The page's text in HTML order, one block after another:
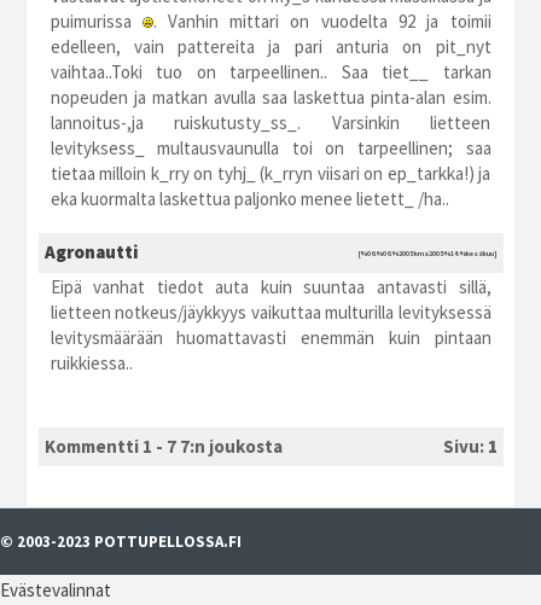
puimurissa
. Vanhin mittari on vuodelta 92 ja toimii
edelleen, vain pattereita ja pari anturia on pit_nyt
vaihtaa..Toki tuo on tarpeellinen.. Saa tiet__ tarkan
nopeuden ja matkan avulla saa laskettua pinta-alan esim.
lannoitus-,ja ruiskutusty_ss_. Varsinkin lietteen
levityksess_ multausvaunulla toi on tarpeellinen; saa
tietaa milloin k_rry on tyhj_ (k_rryn viisari on ep_tarkka!) ja
eka kuormalta laskettua paljonko menee lietett_ /ha..
Agronautti [%06.%06.%2005 kma2005 %14:%kesäkuu]
Eipä vanhat tiedot auta kuin suuntaa antavasti sillä,
lietteen notkeus/jäykkyys vaikuttaa multurilla levityksessä
levitysmäärään huomattavasti enemmän kuin pintaan
ruikkiessa..
Kommentti 1 - 7 7:n joukosta Sivu: 1
© 2003-2023 POTTUPELLOSSA.FI
Evästevalinnat